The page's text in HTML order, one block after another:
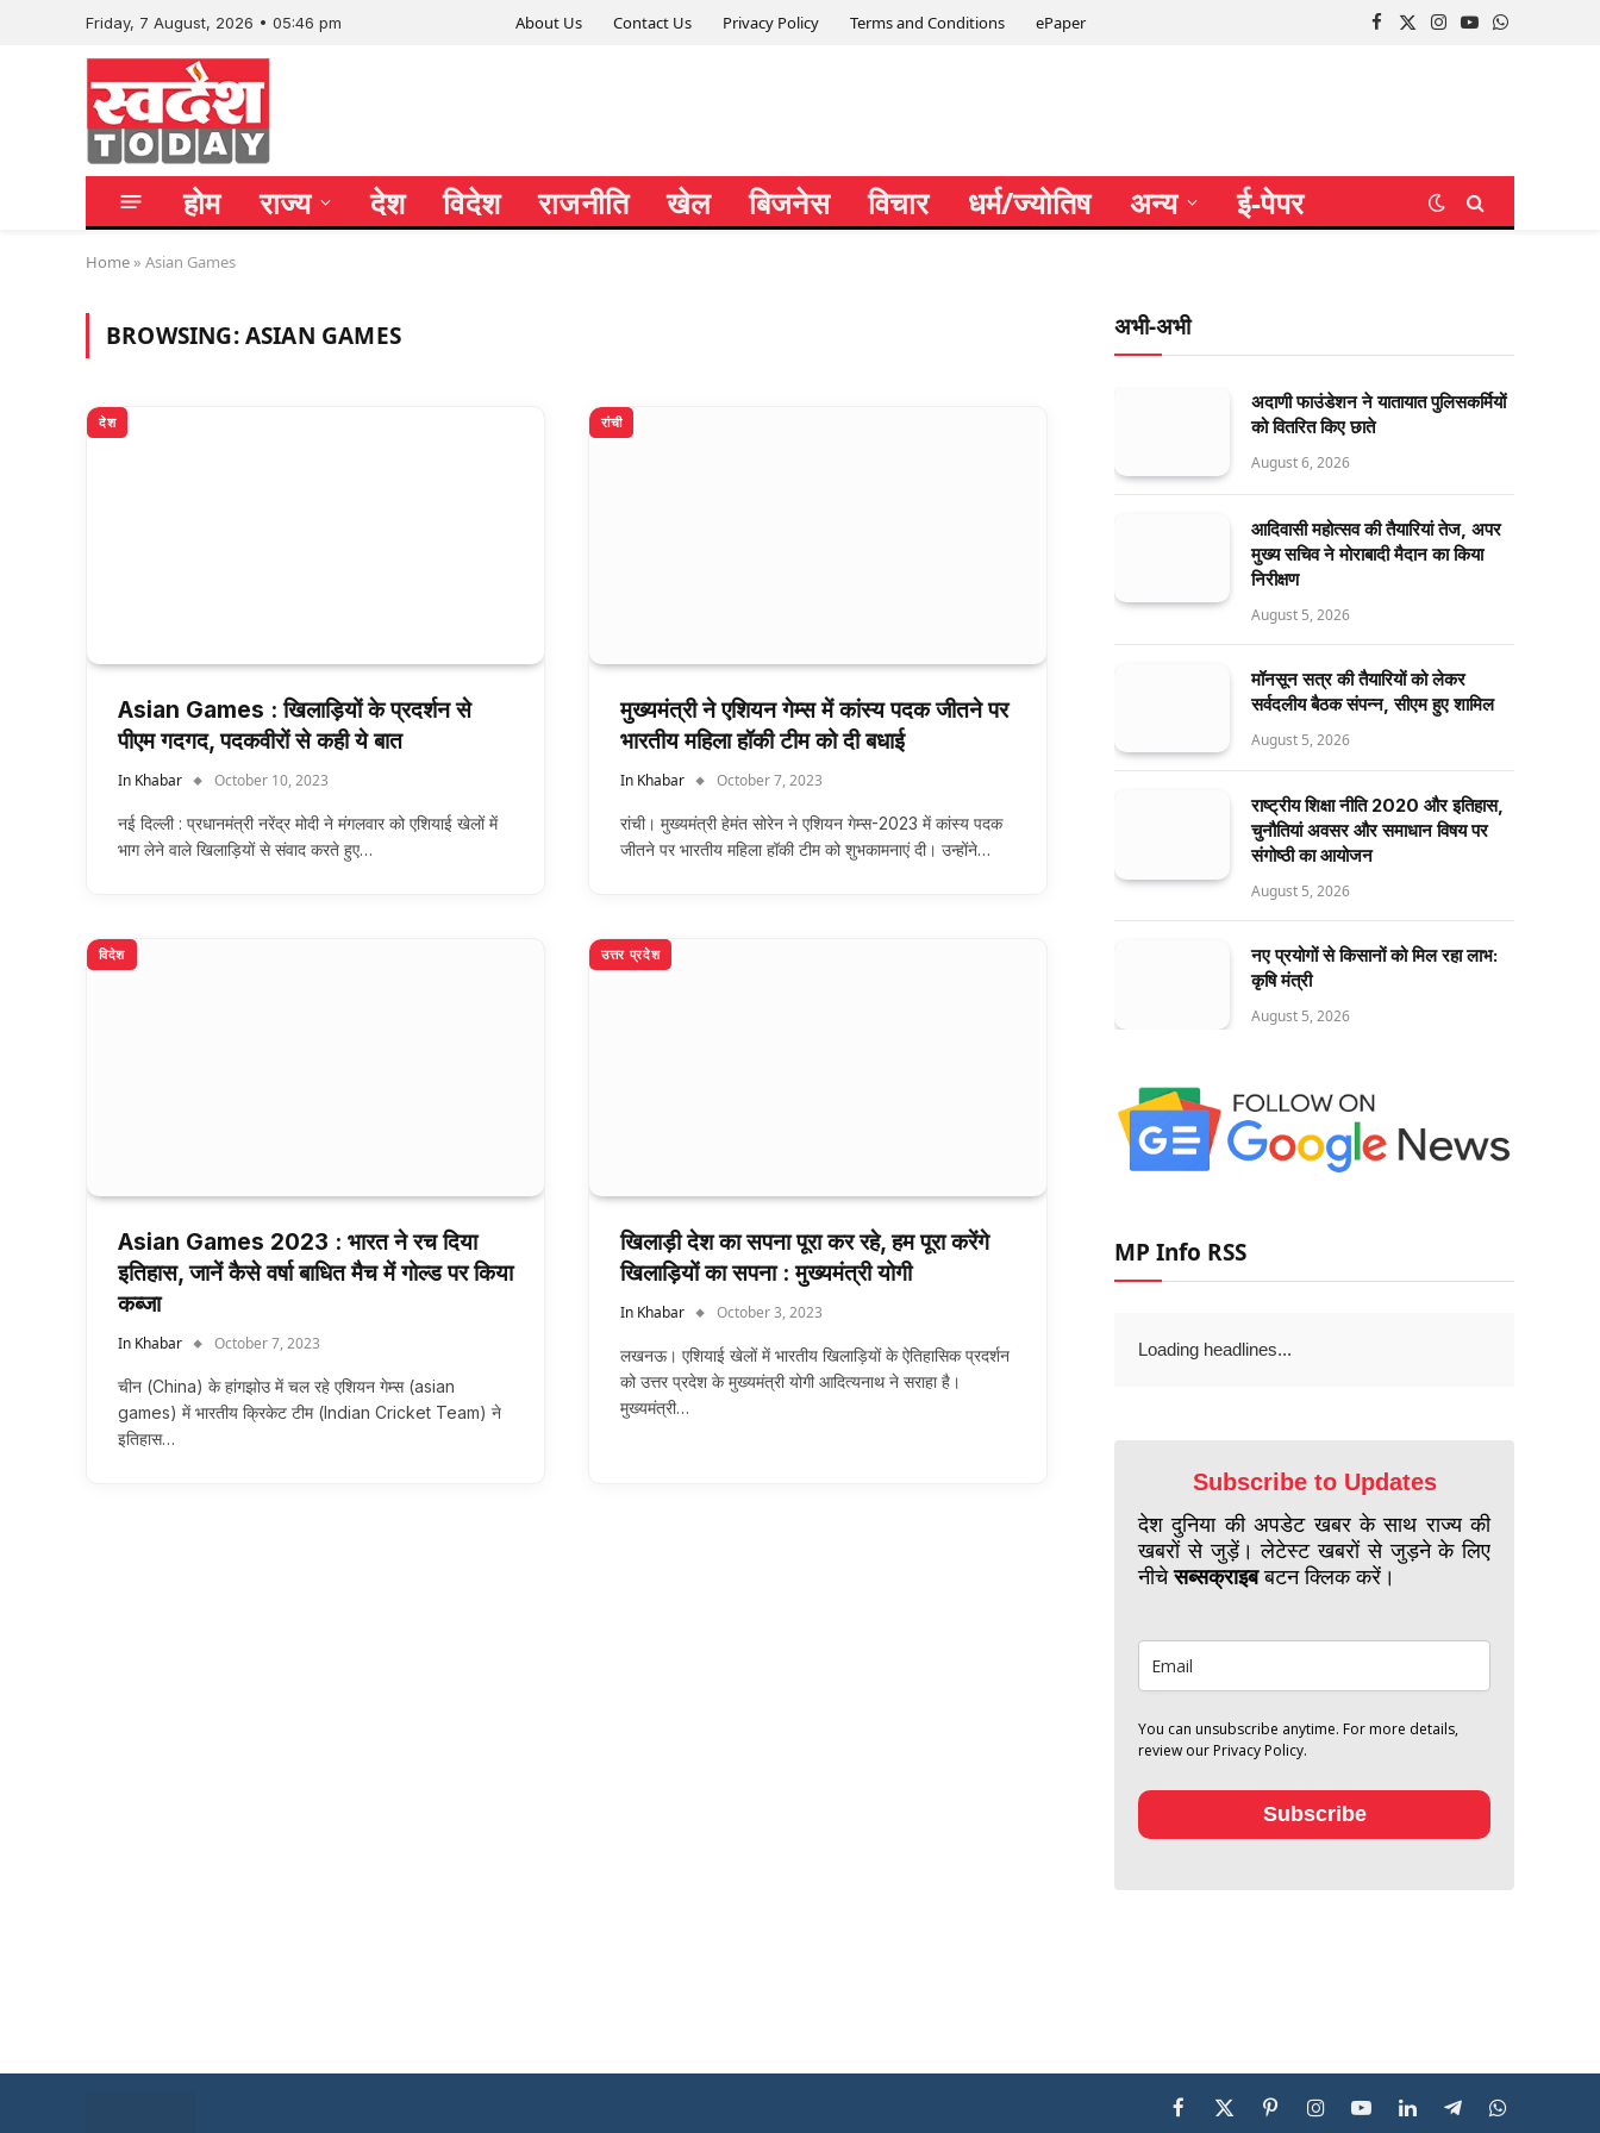
Friday, 7 August, 2026 • 05:46 pm About Us Contact Us Privacy Policy Terms and Conditions ePaper
Facebook
X
Instagram
YouTubeWhatsApp
होम राज्य देश विदेश राजनीति खेल बिजनेस विचार धर्म/ज्योतिष अन्य ई-पेपर
Home » Asian Games
BROWSING:ASIAN GAMES
देश
Asian Games : खिलाड़ियों के प्रदर्शन से
पीएम गदगद, पदकवीरों से कही ये बात
In Khabar October 10, 2023
नई दिल्ली : प्रधानमंत्री नरेंद्र मोदी ने मंगलवार को एशियाई खेलों में
भाग लेने वाले खिलाड़ियों से संवाद करते हुए…
रांची
मुख्यमंत्री ने एशियन गेम्स में कांस्य पदक जीतने पर
भारतीय महिला हॉकी टीम को दी बधाई
In Khabar October 7, 2023
रांची। मुख्यमंत्री हेमंत सोरेन ने एशियन गेम्स-2023 में कांस्य पदक
जीतने पर भारतीय महिला हॉकी टीम को शुभकामनाएं दी। उन्होंने…
विदेश
Asian Games 2023 : भारत ने रच दिया
इतिहास, जानें कैसे वर्षा बाधित मैच में गोल्ड पर किया
कब्जा
In Khabar October 7, 2023
चीन (China) के हांगझोउ में चल रहे एशियन गेम्स (asian
games) में भारतीय क्रिकेट टीम (Indian Cricket Team) ने
इतिहास…
उत्तर प्रदेश
खिलाड़ी देश का सपना पूरा कर रहे, हम पूरा करेंगे
खिलाड़ियों का सपना : मुख्यमंत्री योगी
In Khabar October 3, 2023
लखनऊ। एशियाई खेलों में भारतीय खिलाड़ियों के ऐतिहासिक प्रदर्शन
को उत्तर प्रदेश के मुख्यमंत्री योगी आदित्यनाथ ने सराहा है।
मुख्यमंत्री…
अभी-अभी
अदाणी फाउंडेशन ने यातायात पुलिसकर्मियों
को वितरित किए छाते
August 6, 2026
आदिवासी महोत्सव की तैयारियां तेज, अपर
मुख्य सचिव ने मोराबादी मैदान का किया
निरीक्षण
August 5, 2026
मॉनसून सत्र की तैयारियों को लेकर
सर्वदलीय बैठक संपन्न, सीएम हुए शामिल
August 5, 2026
राष्ट्रीय शिक्षा नीति 2020 और इतिहास,
चुनौतियां अवसर और समाधान विषय पर
संगोष्ठी का आयोजन
August 5, 2026
नए प्रयोगों से किसानों को मिल रहा लाभ:
कृषि मंत्री
August 5, 2026
MP Info RSS
Loading headlines...
Subscribe to Updates
देश दुनिया की अपडेट खबर के साथ राज्य की
खबरों से जुड़ें। लेटेस्ट खबरों से जुड़ने के लिए
नीचेसब्सक्राइबबटन क्लिक करें।
You can unsubscribe anytime. For more details,
review our Privacy Policy.
Subscribe
Facebook
X PinterestInstagramYouTubeLinkedInTelegramWhatsApp